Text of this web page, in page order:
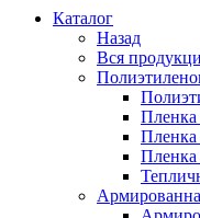
Каталог
Назад
Вся
Пленка
Пленка